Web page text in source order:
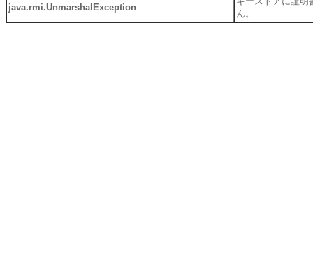
java.rmi.UnmarshalException
ん。